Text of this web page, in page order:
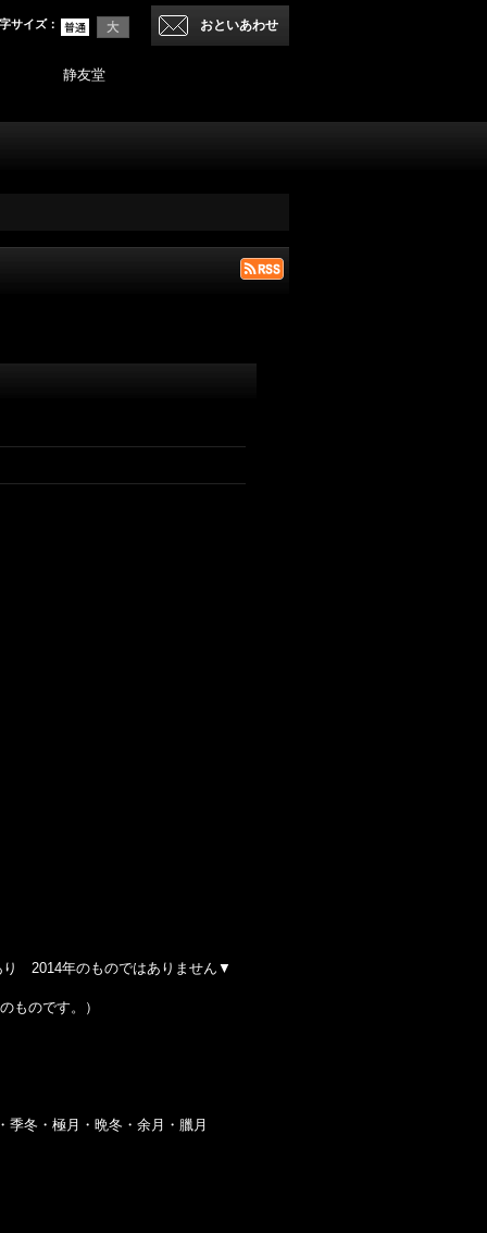
おといあわせ
サイズ：
静友堂
2014年のものではありません▼
のです。）
冬・極月・晩冬・余月・臘月